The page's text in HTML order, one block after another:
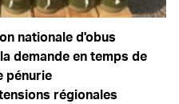
nationale d'obus
demande en temps de
pénurie
régionales